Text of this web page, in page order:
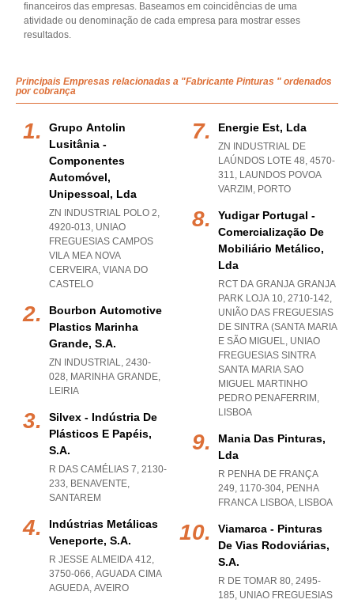
financeiros das empresas. Baseamos em coincidências de uma
atividade ou denominação de cada empresa para mostrar esses
resultados.
Principais Empresas relacionadas a "Fabricante Pinturas " ordenados
por cobrança
Grupo Antolin
Lusitânia -
Componentes
Automóvel,
Unipessoal, Lda
ZN INDUSTRIAL POLO 2,
4920-013, UNIAO
FREGUESIAS CAMPOS
VILA MEA NOVA
CERVEIRA, VIANA DO
CASTELO
Bourbon Automotive
Plastics Marinha
Grande, S.a.
ZN INDUSTRIAL, 2430-
028, MARINHA GRANDE,
LEIRIA
Silvex - Indústria De
Plásticos E Papéis,
S.a.
R DAS CAMÉLIAS 7, 2130-
233, BENAVENTE,
SANTAREM
Indústrias Metálicas
Veneporte, S.a.
R JESSE ALMEIDA 412,
3750-066, AGUADA CIMA
AGUEDA, AVEIRO
Energie Est, Lda
ZN INDUSTRIAL DE
LAÚNDOS LOTE 48, 4570-
311, LAUNDOS POVOA
VARZIM , PORTO
Yudigar Portugal -
Comercialização De
Mobiliário Metálico,
Lda
RCT DA GRANJA GRANJA
PARK LOJA 10, 2710-142,
UNIÃO DAS FREGUESIAS
DE SINTRA (SANTA MARIA
E SÃO MIGUEL, UNIAO
FREGUESIAS SINTRA
SANTA MARIA SAO
MIGUEL MARTINHO
PEDRO PENAFERRIM ,
LISBOA
Mania Das Pinturas,
Lda
R PENHA DE FRANÇA
249, 1170-304, PENHA
FRANCA LISBOA, LISBOA
Viamarca - Pinturas
De Vias Rodoviárias,
S.a.
R DE TOMAR 80, 2495-
185, UNIAO FREGUESIAS